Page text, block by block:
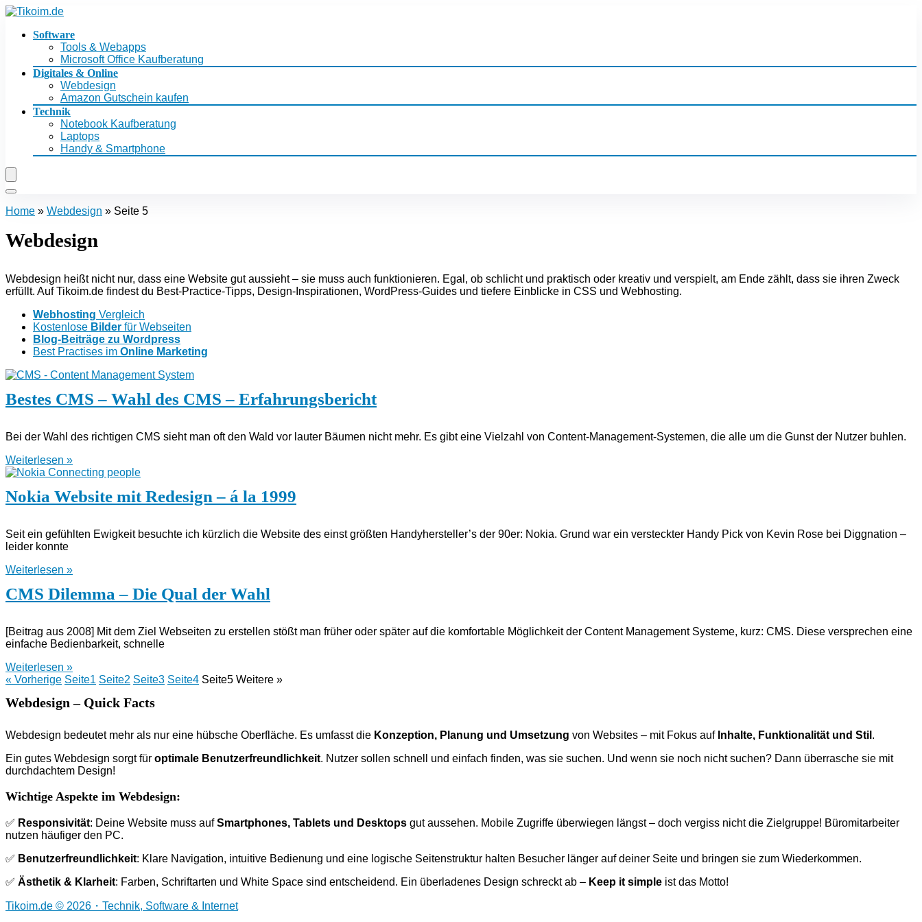
Software
Tools & Webapps
Microsoft Office Kaufberatung
Digitales & Online
Webdesign
Amazon Gutschein kaufen
Technik
Notebook Kaufberatung
Laptops
Handy & Smartphone
Home » Webdesign » Seite 5
Webdesign
Webdesign heißt nicht nur, dass eine Website gut aussieht – sie muss auch funktionieren. Egal, ob schlicht und praktisch oder kreativ und verspielt, am Ende zählt, dass sie ihren Zweck
erfüllt. Auf Tikoim.de findest du Best-Practice-Tipps, Design-Inspirationen, WordPress-Guides und tiefere Einblicke in CSS und Webhosting.
Webhosting Vergleich
Kostenlose Bilder für Webseiten
Blog-Beiträge zu Wordpress
Best Practises im Online Marketing
Bestes CMS – Wahl des CMS – Erfahrungsbericht
Bei der Wahl des richtigen CMS sieht man oft den Wald vor lauter Bäumen nicht mehr. Es gibt eine Vielzahl von Content-Management-Systemen, die alle um die Gunst der Nutzer buhlen.
Weiterlesen »
Nokia Website mit Redesign – á la 1999
Seit ein gefühlten Ewigkeit besuchte ich kürzlich die Website des einst größten Handyhersteller’s der 90er: Nokia. Grund war ein versteckter Handy Pick von Kevin Rose bei Diggnation –
leider konnte
Weiterlesen »
CMS Dilemma – Die Qual der Wahl
[Beitrag aus 2008] Mit dem Ziel Webseiten zu erstellen stößt man früher oder später auf die komfortable Möglichkeit der Content Management Systeme, kurz: CMS. Diese versprechen eine
einfache Bedienbarkeit, schnelle
Weiterlesen »
« Vorherige Seite1 Seite2 Seite3 Seite4 Seite5 Weitere »
Webdesign – Quick Facts
Webdesign bedeutet mehr als nur eine hübsche Oberfläche. Es umfasst die Konzeption, Planung und Umsetzung von Websites – mit Fokus auf Inhalte, Funktionalität und Stil .
Ein gutes Webdesign sorgt für optimale Benutzerfreundlichkeit. Nutzer sollen schnell und einfach finden, was sie suchen. Und wenn sie noch nicht suchen? Dann überrasche sie mit
durchdachtem Design!
Wichtige Aspekte im Webdesign:
✅ Responsivität: Deine Website muss aufSmartphones, Tablets und Desktops gut aussehen. Mobile Zugriffe überwiegen längst – doch vergiss nicht die Zielgruppe! Büromitarbeiter
nutzen häufiger den PC.
✅ Benutzerfreundlichkeit: Klare Navigation, intuitive Bedienung und eine logische Seitenstruktur halten Besucher länger auf deiner Seite und bringen sie zum Wiederkommen.
✅ Ästhetik & Klarheit: Farben, Schriftarten und White Space sind entscheidend. Ein überladenes Design schreckt ab – Keep it simple ist das Motto!
Tikoim.de © 2026・Technik, Software & Internet